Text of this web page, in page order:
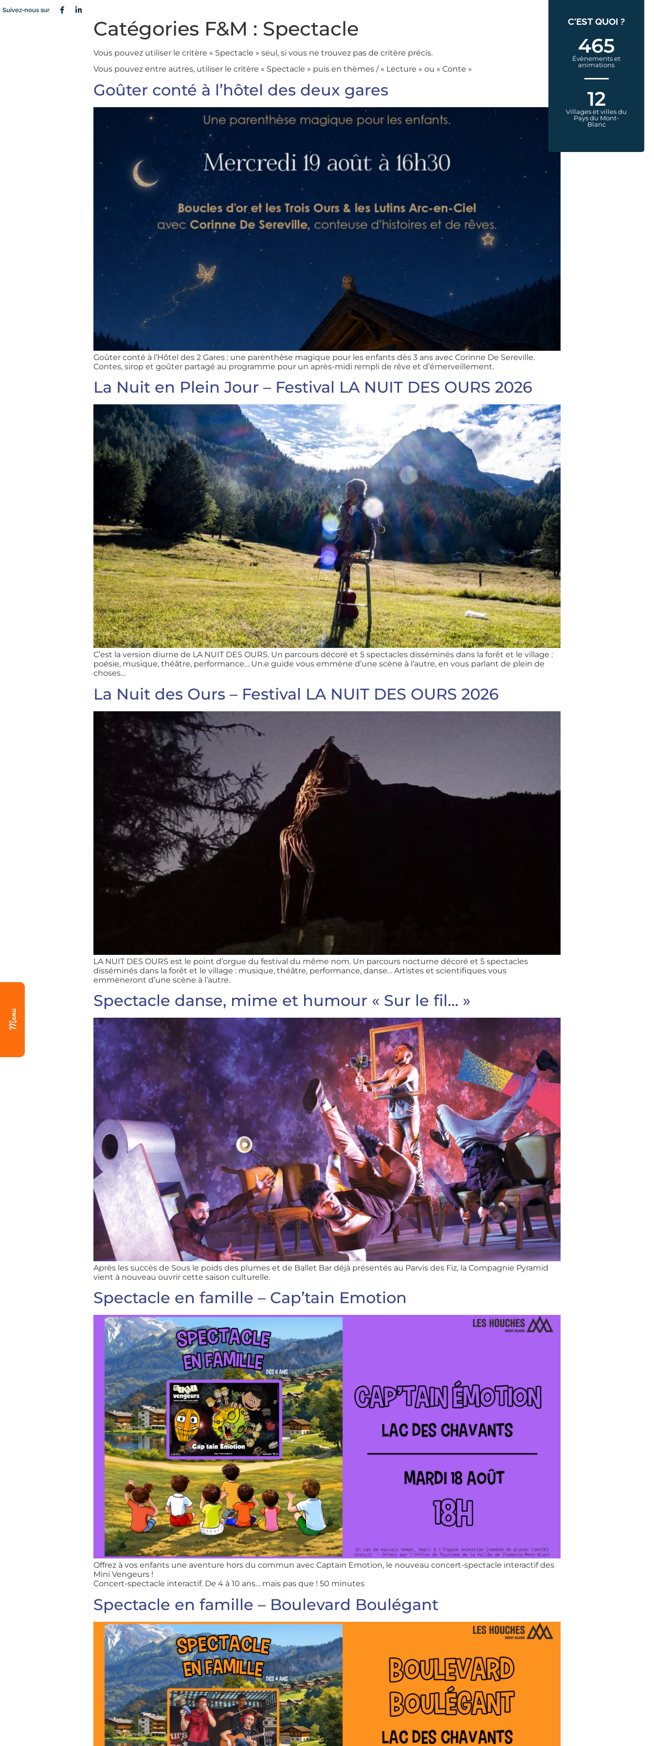
Suivez-nous sur
C'EST QUOI ?
465
Évènements et
animations
12
Villages et villes du
Pays du Mont-
Blanc
Catégories F&M : Spectacle
Vous pouvez utiliser le critère « Spectacle » seul, si vous ne trouvez pas de critère précis.
Vous pouvez entre autres, utiliser le critère « Spectacle » puis en thèmes / « Lecture » ou « Conte »
Goûter conté à l’hôtel des deux gares
Goûter conté à l’Hôtel des 2 Gares : une parenthèse magique pour les enfants dès 3 ans avec Corinne De Sereville.
Contes, sirop et goûter partagé au programme pour un après-midi rempli de rêve et d’émerveillement.
La Nuit en Plein Jour – Festival LA NUIT DES OURS 2026
C’est la version diurne de LA NUIT DES OURS. Un parcours décoré et 5 spectacles disséminés dans la forêt et le village :
poésie, musique, théâtre, performance… Un.e guide vous emmène d’une scène à l’autre, en vous parlant de plein de
choses…
La Nuit des Ours – Festival LA NUIT DES OURS 2026
LA NUIT DES OURS est le point d’orgue du festival du même nom. Un parcours nocturne décoré et 5 spectacles
disséminés dans la forêt et le village : musique, théâtre, performance, danse… Artistes et scientifiques vous
emmèneront d’une scène à l’autre.
Spectacle danse, mime et humour « Sur le fil… »
Après les succès de Sous le poids des plumes et de Ballet Bar déjà présentés au Parvis des Fiz, la Compagnie Pyramid
vient à nouveau ouvrir cette saison culturelle.
Spectacle en famille – Cap’tain Emotion
Offrez à vos enfants une aventure hors du commun avec Captain Emotion, le nouveau concert-spectacle interactif des
Mini Vengeurs !
Concert-spectacle interactif. De 4 à 10 ans… mais pas que ! 50 minutes
Spectacle en famille – Boulevard Boulégant